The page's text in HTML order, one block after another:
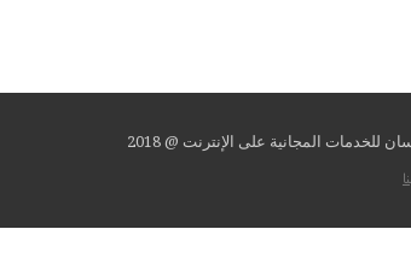
للخدمات المجانية على الإنترنت @ 2018